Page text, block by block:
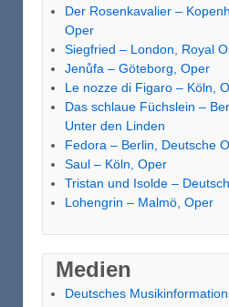
Der Rosenkavalier –
Oper
Siegfried – London, Royal
Jenůfa – Göteborg, Oper
Le nozze di Figaro – Köln,
Das schlaue Füchslein –
Unter den Linden
Fedora – Berlin, Deutsche
Saul – Köln, Oper
Tristan und Isolde –
Lohengrin – Malmö, Oper
Medien
Deutsches